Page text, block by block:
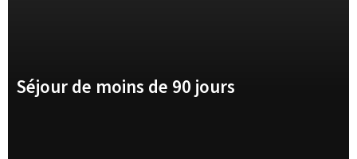
Séjour de moins de 90 jours